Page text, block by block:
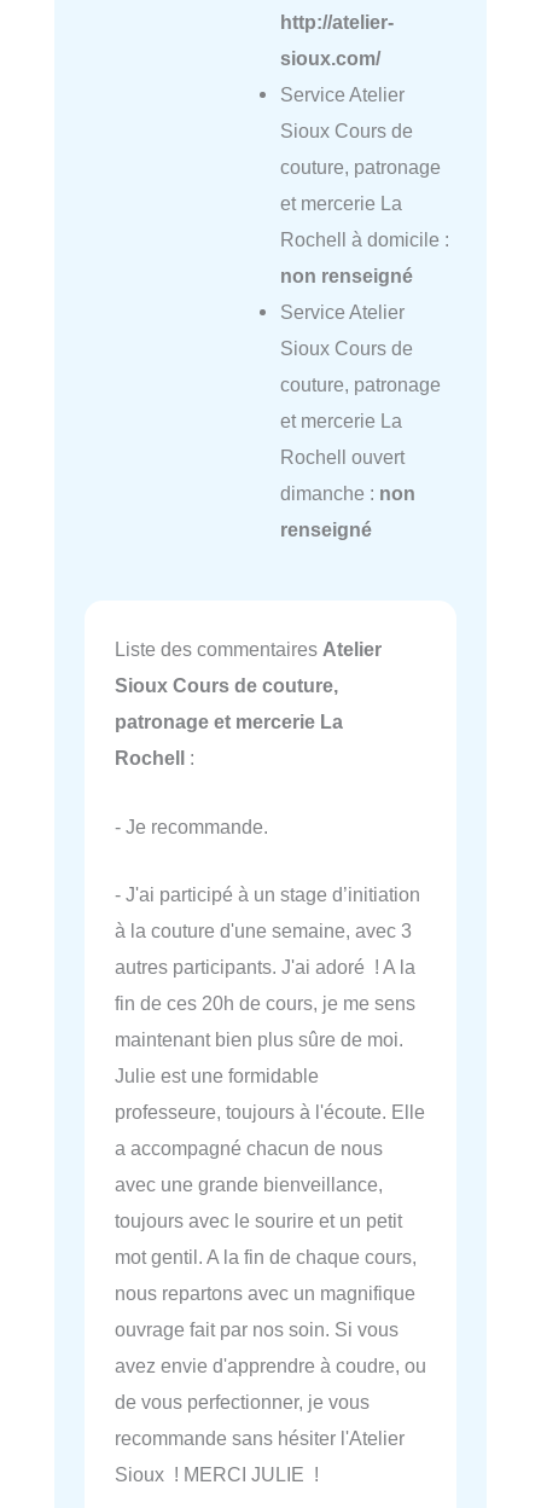
http://atelier-
sioux.com/
Service Atelier
Sioux Cours de
couture, patronage
et mercerie La
Rochell à domicile :
non renseigné
Service Atelier
Sioux Cours de
couture, patronage
et mercerie La
Rochell ouvert
dimanche : non
renseigné
Liste des commentaires Atelier
Sioux Cours de couture,
patronage et mercerie La
Rochell
:
- Je recommande.
- J'ai participé à un stage d’initiation
à la couture d'une semaine, avec 3
autres participants. J'ai adoré ! A la
fin de ces 20h de cours, je me sens
maintenant bien plus sûre de moi.
Julie est une formidable
professeure, toujours à l'écoute. Elle
a accompagné chacun de nous
avec une grande bienveillance,
toujours avec le sourire et un petit
mot gentil. A la fin de chaque cours,
nous repartons avec un magnifique
ouvrage fait par nos soin. Si vous
avez envie d'apprendre à coudre, ou
de vous perfectionner, je vous
recommande sans hésiter l'Atelier
Sioux ! MERCI JULIE !